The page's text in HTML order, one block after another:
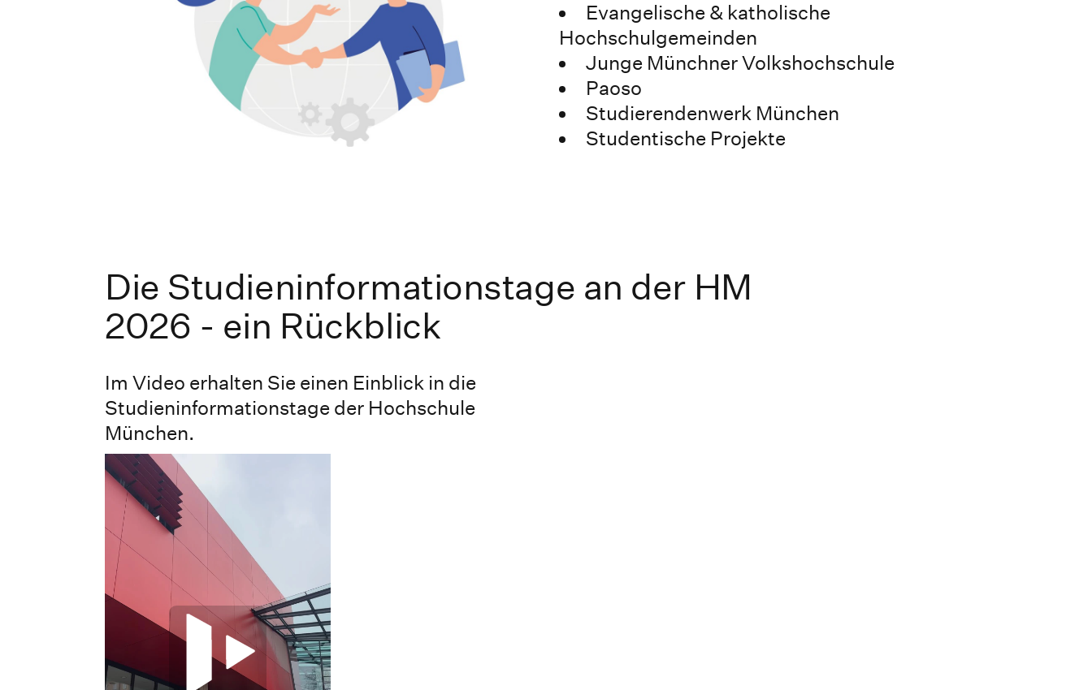
Evangelische & katholische
Hochschulgemeinden
Junge Münchner Volkshochschule
Paoso
Studierendenwerk München
Studentische Projekte
Die Studieninformationstage an der HM
2026 - ein Rückblick
Im Video erhalten Sie einen Einblick in die
Studieninformationstage der Hochschule
München.